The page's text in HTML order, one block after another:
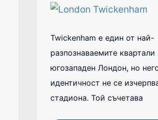
Twickenham е един от най-
разпознаваемите квартали
югозападен Лондон, но
идентичност не се
стадиона. Той съчетава